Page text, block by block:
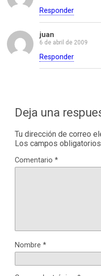
Responder
juan
6 de abril de 2009
Responder
Deja una
Tu dirección de correo
Los campos
Comentario *
Nombre *